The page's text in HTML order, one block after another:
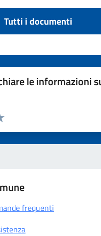
Tutti i documenti
le informazioni
5 stelle su 5
4 stelle su 5
su 5
su 5
frequenti